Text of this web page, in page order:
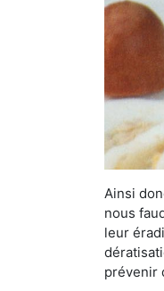
Ainsi
nous
leur
prévenir